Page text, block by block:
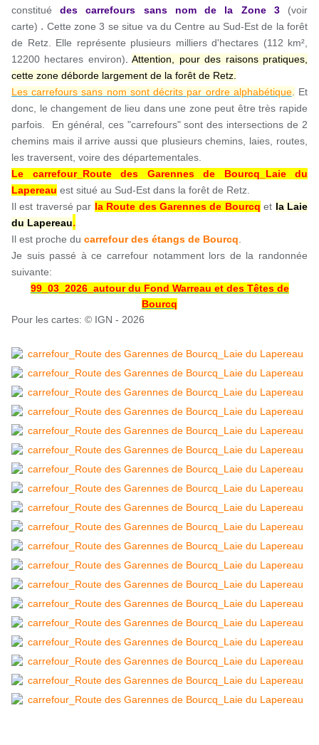
constitué
des carrefours sans nom de la Zone 3
(voir
carte) . Cette zone 3 se situe va du Centre au Sud-Est de la forêt
de Retz. Elle représente plusieurs milliers d'hectares (112 km²,
12200 hectares environ) .Attention, pour des raisons pratiques,
cette zone déborde largement de la forêt de Retz.
Les carrefours sans nom sont décrits par ordre alphabétique.
Et
donc, le changement de lieu dans une zone peut être très rapide
parfois. En général, ces "carrefours" sont des intersections de 2
chemins mais il arrive aussi que plusieurs chemins, laies, routes,
les traversent, voire des départementales.
Le carrefour_Route des Garennes de Bourcq_Laie du
Lapereau est situé au Sud-Est dans la forêt de Retz.
Il est traversé par la Route des Garennes de Bourcq et la Laie
du Lapereau.
Il est proche du carrefour des étangs de Bourcq
Je suis passé à ce carrefour notamment lors de la randonnée
suivante:
99_03_2026_autour du Fond Warreau et des Têtes de
Bourcq
Pour les cartes: © IGN - 2026